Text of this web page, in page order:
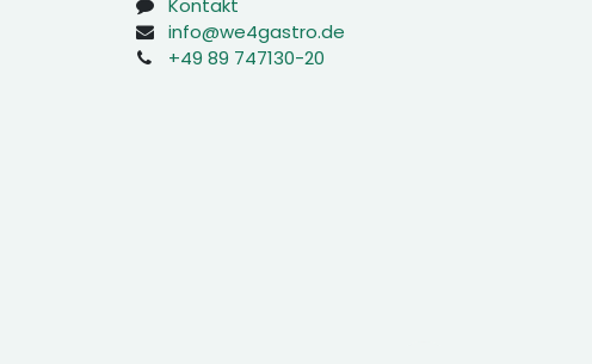
Kontakt
info@we4gastro.de
+49 89 747130-20